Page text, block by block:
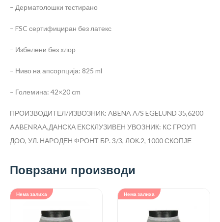
– Дерматолошки тестирано
– FSC сертифициран без латекс
– Избелени без хлор
– Ниво на апсорпција: 825 ml
– Големина: 42×20 cm
ПРОИЗВОДИТЕЛ/ИЗВОЗНИК: ABENA A/S EGELUND 35,6200
AABENRAA,ДАНСКА ЕКСКЛУЗИВЕН УВОЗНИК: КС ГРОУП
ДОО, УЛ. НАРОДЕН ФРОНТ БР. 3/3, ЛОК.2, 1000 СКОПЈЕ
Поврзани производи
Нема залиха Нема залиха